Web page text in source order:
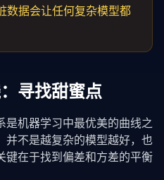
数据会让任何复杂模型都
寻找甜蜜点
是机器学习中最优美的曲线之
并不是越复杂的模型越好，也
在于找到偏差和方差的平衡